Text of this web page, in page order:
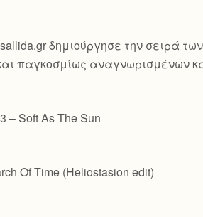
δημιούργησε την σειρά
παγκοσμίως αναγνωρισμένων
– Soft As The Sun
Of Time (Heliostasion edit)